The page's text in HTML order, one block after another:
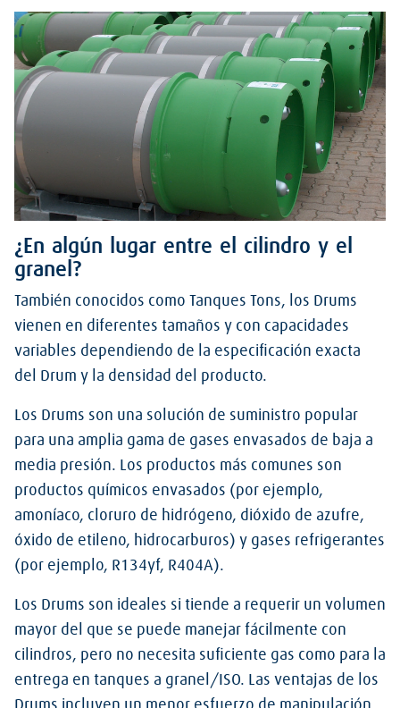
¿En algún lugar entre el cilindro y el
granel?
También conocidos como Tanques Tons, los Drums
vienen en diferentes tamaños y con capacidades
variables dependiendo de la especificación exacta
del Drum y la densidad del producto.
Los Drums son una solución de suministro popular
para una amplia gama de gases envasados de baja a
media presión. Los productos más comunes son
productos químicos envasados (por ejemplo,
amoníaco, cloruro de hidrógeno, dióxido de azufre,
óxido de etileno, hidrocarburos) y gases refrigerantes
(por ejemplo, R134yf, R404A).
Los Drums son ideales si tiende a requerir un volumen
mayor del que se puede manejar fácilmente con
cilindros, pero no necesita suficiente gas como para la
entrega en tanques a granel/ISO. Las ventajas de los